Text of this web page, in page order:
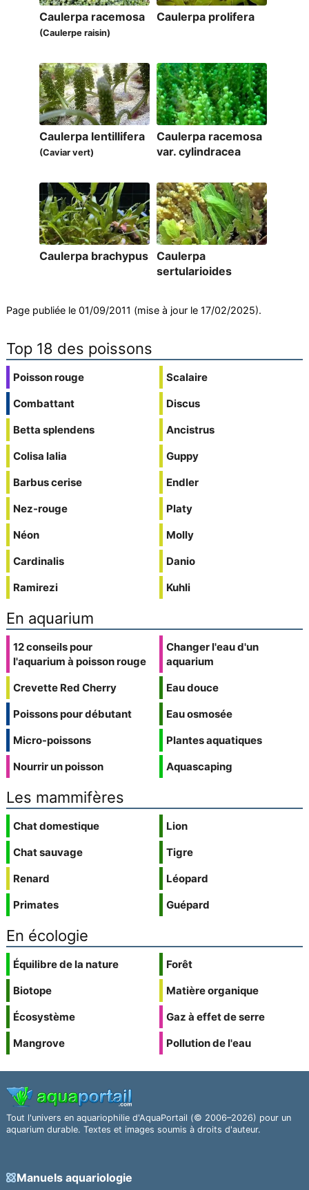
Caulerpa racemosa
(Caulerpe raisin)
Caulerpa prolifera
Caulerpa lentillifera
(Caviar vert)
Caulerpa racemosa
var. cylindracea
Caulerpa brachypus
Caulerpa
sertularioides
Page publiée le 01/09/2011 (mise à jour le 17/02/2025).
Top 18 des poissons
Poisson rouge
Combattant
Betta splendens
Colisa lalia
Barbus cerise
Nez-rouge
Néon
Cardinalis
Ramirezi
Scalaire
Discus
Ancistrus
Guppy
Endler
Platy
Molly
Danio
Kuhli
En aquarium
12 conseils pour
l'aquarium à poisson rouge
Crevette Red Cherry
Poissons pour débutant
Micro-poissons
Nourrir un poisson
Changer l'eau d'un
aquarium
Eau douce
Eau osmosée
Plantes aquatiques
Aquascaping
Les mammifères
Chat domestique
Chat sauvage
Renard
Primates
Lion
Tigre
Léopard
Guépard
En écologie
Équilibre de la nature
Biotope
Écosystème
Mangrove
Forêt
Matière organique
Gaz à effet de serre
Pollution de l'eau
Tout l'univers en aquariophilie d'AquaPortail (© 2006–2026) pour un
aquarium durable. Textes et images soumis à droits d'auteur.
Manuels aquariologie